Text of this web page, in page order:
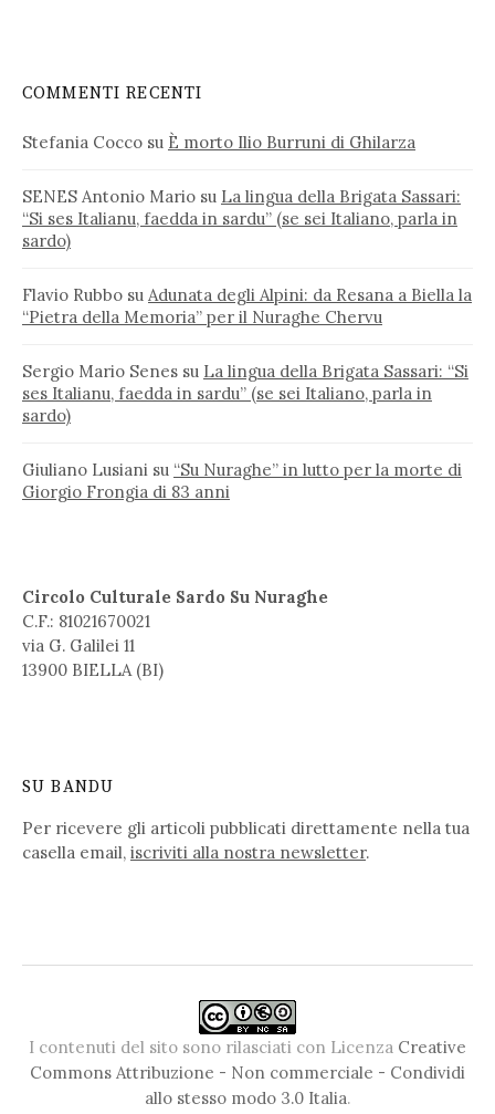
COMMENTI RECENTI
Stefania Cocco su È morto Ilio Burruni di Ghilarza
SENES Antonio Mario su La lingua della Brigata Sassari:
“Si ses Italianu, faedda in sardu” (se sei Italiano, parla in
sardo)
Flavio Rubbo su Adunata degli Alpini: da Resana a Biella la
“Pietra della Memoria” per il Nuraghe Chervu
Sergio Mario Senes su La lingua della Brigata Sassari: “Si
ses Italianu, faedda in sardu” (se sei Italiano, parla in
sardo)
Giuliano Lusiani su “Su Nuraghe” in lutto per la morte di
Giorgio Frongia di 83 anni
Circolo Culturale Sardo Su Nuraghe
C.F.: 81021670021
via G. Galilei 11
13900 BIELLA (BI)
SU BANDU
Per ricevere gli articoli pubblicati direttamente nella tua
casella email, iscriviti alla nostra newsletter.
I contenuti del sito sono rilasciati con Licenza Creative
Commons Attribuzione - Non commerciale - Condividi
allo stesso modo 3.0 Italia.